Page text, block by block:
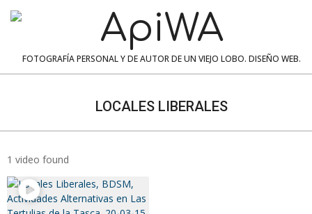
ApiWA
FOTOGRAFÍA PERSONAL Y DE AUTOR DE UN VIEJO LOBO. DISEÑO WEB.
LOCALES LIBERALES
1 video found